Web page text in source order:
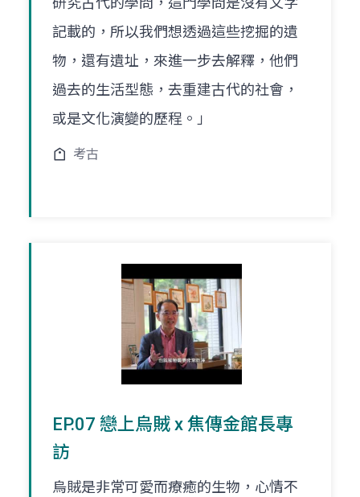
記載的，所以我們想透過這些挖掘的遺
物，還有遺址，來進一步去解釋，他們
過去的生活型態，去重建古代的社會，
或是文化演變的歷程。」
考古
EP.07 戀上烏賊 x 焦傳金館長專
訪
烏賊是非常可愛而療癒的生物，心情不